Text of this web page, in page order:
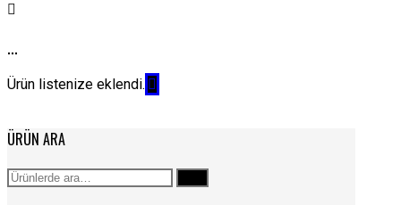
...
Ürün listenize eklendi.
ÜRÜN ARA
Ara: